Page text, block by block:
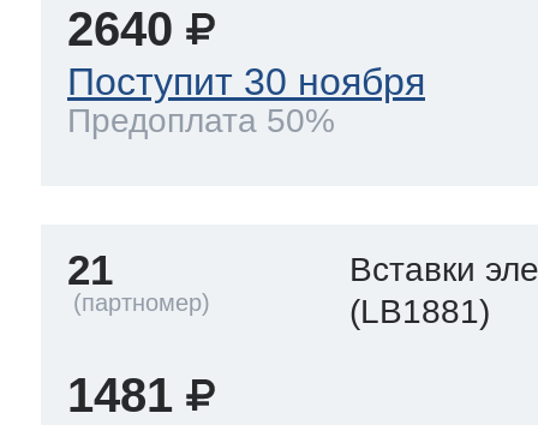
2640
Поступит 30 ноября
Предоплата 50%
21
Вставки
(LB1881)
1481